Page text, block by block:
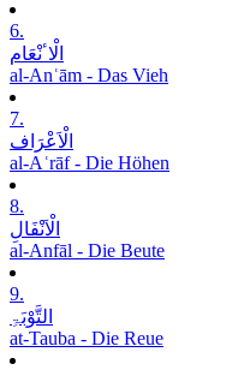
6.
الْاٴنْعَام
al-Anʿām - Das Vieh
7.
الْاَعْرَاف
al-Aʿrāf - Die Höhen
8.
الْاَنْفَالِ
al-Anfāl - Die Beute
9.
التَّوْبَۃِ
at-Tauba - Die Reue